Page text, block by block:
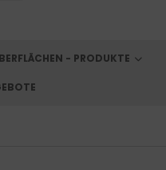
- PRODUKTE